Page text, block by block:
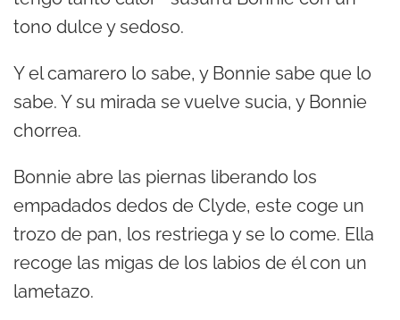
tono dulce y sedoso.
Y el camarero lo sabe, y Bonnie sabe que lo
sabe. Y su mirada se vuelve sucia, y Bonnie
chorrea.
Bonnie abre las piernas liberando los
empadados dedos de Clyde, este coge un
trozo de pan, los restriega y se lo come. Ella
recoge las migas de los labios de él con un
lametazo.